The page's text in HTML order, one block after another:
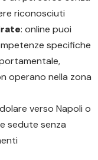
riconosciuti
: online puoi
specifiche
operano nella zona
verso Napoli o
sedute senza